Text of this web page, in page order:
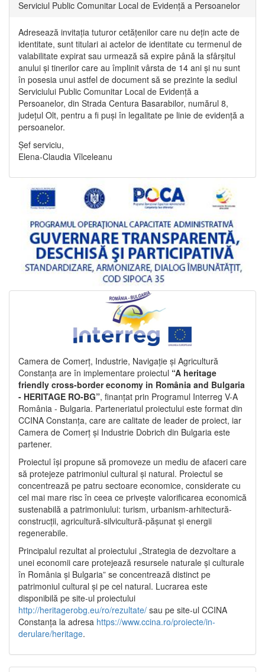
Serviciul Public Comunitar Local de Evidență a Persoanelor
Adresează invitația tuturor cetățenilor care nu dețin acte de
identitate, sunt titulari ai actelor de identitate cu termenul de
valabilitate expirat sau urmează să expire până la sfârșitul
anului și tinerilor care au împlinit vârsta de 14 ani și nu sunt
în posesia unui astfel de document să se prezinte la sediul
Serviciului Public Comunitar Local de Evidență a
Persoanelor, din Strada Centura Basarabilor, numărul 8,
județul Olt, pentru a fi puși în legalitate pe linie de evidență a
persoanelor.
Șef serviciu,
Elena-Claudia Vîlceleanu
Camera de Comerț, Industrie, Navigație și Agricultură
Constanța are în implementare proiectul “A heritage
friendly cross-border economy in România and Bulgaria
- HERITAGE RO-BG”, finanțat prin Programul Interreg V-A
România - Bulgaria. Parteneriatul proiectului este format din
CCINA Constanța, care are calitate de leader de proiect, iar
Camera de Comerț și Industrie Dobrich din Bulgaria este
partener.
Proiectul își propune să promoveze un mediu de afaceri care
să protejeze patrimoniul cultural și natural. Proiectul se
concentrează pe patru sectoare economice, considerate cu
cel mai mare risc în ceea ce privește valorificarea economică
sustenabilă a patrimoniului: turism, urbanism-arhitectură-
construcții, agricultură-silvicultură-pășunat și energii
regenerabile.
Principalul rezultat al proiectului „Strategia de dezvoltare a
unei economii care protejează resursele naturale și culturale
în România și Bulgaria” se concentrează distinct pe
patrimoniul cultural și pe cel natural. Lucrarea este
disponibilă pe site-ul proiectului
http://heritagerobg.eu/ro/rezultate/ sau pe site-ul CCINA
Constanța la adresa https://www.ccina.ro/proiecte/in-
derulare/heritage.